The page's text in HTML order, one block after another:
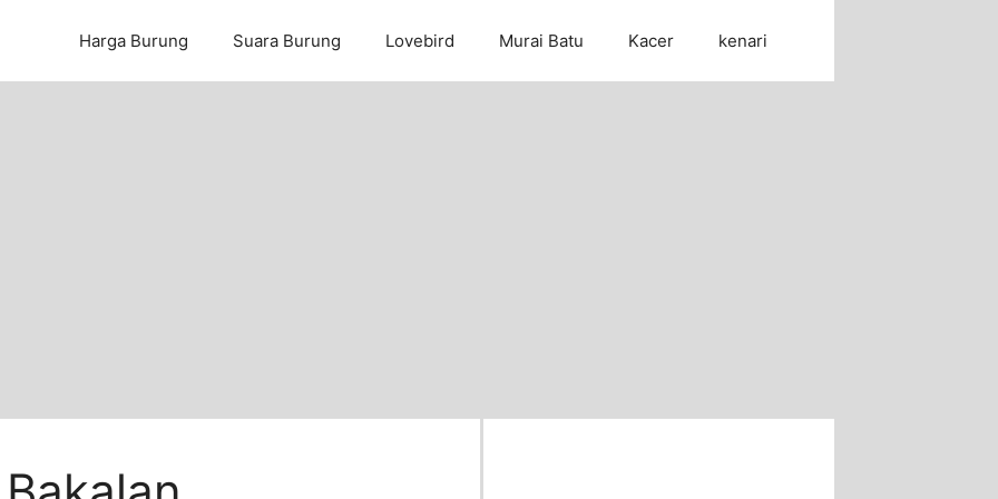
Harga Burung Suara Burung Lovebird Murai Batu Kacer kenari